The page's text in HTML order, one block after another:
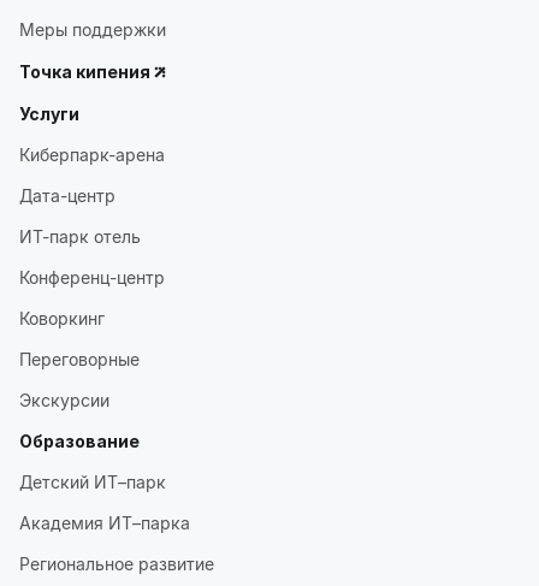
Меры поддержки
Точка кипения
Услуги
Киберпарк-арена
Дата-центр
ИТ-парк отель
Конференц-центр
Коворкинг
Переговорные
Экскурсии
Образование
Детский ИТ–парк
Академия ИТ–парка
Региональное развитие